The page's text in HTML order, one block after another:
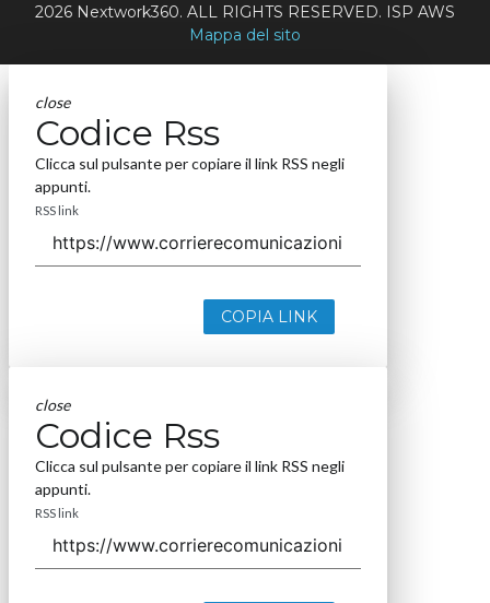
2026 Nextwork360. ALL RIGHTS RESERVED. ISP AWS
Mappa del sito
close
Codice Rss
Clicca sul pulsante per copiare il link RSS negli
appunti.
RSS link
COPIA LINK
close
Codice Rss
Clicca sul pulsante per copiare il link RSS negli
appunti.
RSS link